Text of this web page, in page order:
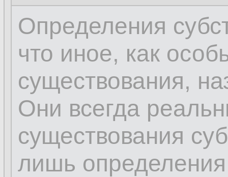
Определения
что иное, как
существования,
Они всегда
существования
лишь